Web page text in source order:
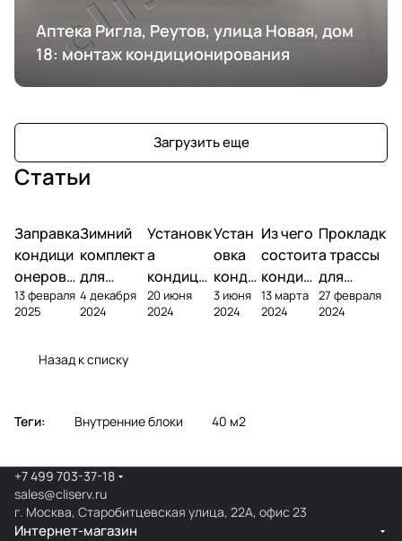
Аптека Ригла, Реутов, улица Новая, дом
18: монтаж кондиционирования
Загрузить еще
Статьи
Заправка
кондици
онеров
фреоном
13 февраля
2025
Зимний
комплект
для
кондици
онера
4 декабря
2024
Установк
а
кондици
онера на
фасаде
20 июня
2024
Устан
овка
конди
ционе
ра
3 июня
2024
Из чего
состоит
кондиц
ионер?
13 марта
2024
Прокладк
а трассы
для
кондицио
нера
27 февраля
2024
Назад к списку
Теги: Внутренние блоки 40 м2
+7 499 703-37-18
sales@cliserv.ru
г. Москва, Старобитцевская улица, 22А, офис 23
Интернет-магазин